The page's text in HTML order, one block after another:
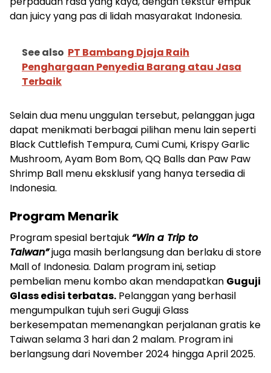
dan juicy yang pas di lidah masyarakat Indonesia.
See also PT Bambang Djaja Raih
Penghargaan Penyedia Barang atau Jasa
Terbaik
Selain dua menu unggulan tersebut, pelanggan juga
dapat menikmati berbagai pilihan menu lain seperti
Black Cuttlefish Tempura, Cumi Cumi, Krispy Garlic
Mushroom, Ayam Bom Bom, QQ Balls dan Paw Paw
Shrimp Ball menu eksklusif yang hanya tersedia di
Indonesia.
Program Menarik
Program spesial bertajuk“Win a Trip to
Taiwan”juga masih berlangsung dan berlaku di store
Mall of Indonesia. Dalam program ini, setiap
pembelian menu kombo akan mendapatkan Guguji
Glass edisi terbatas. Pelanggan yang berhasil
mengumpulkan tujuh seri Guguji Glass
berkesempatan memenangkan perjalanan gratis ke
Taiwan selama 3 hari dan 2 malam. Program ini
berlangsung dari November 2024 hingga April 2025.